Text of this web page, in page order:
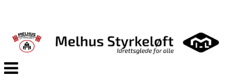
Veksle
navigasjon